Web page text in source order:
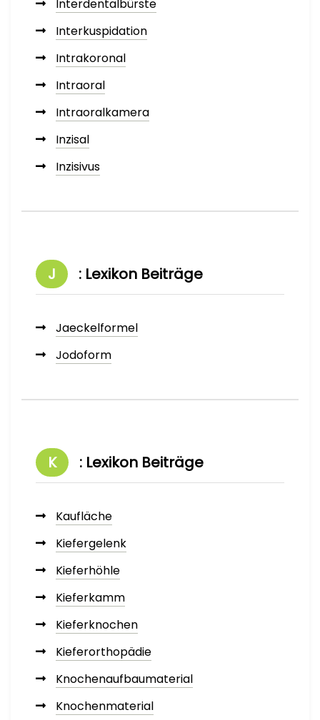
Interdentalbürste
Interkuspidation
Intrakoronal
Intraoral
Intraoralkamera
Inzisal
Inzisivus
J : Lexikon Beiträge
Jaeckelformel
Jodoform
K : Lexikon Beiträge
Kaufläche
Kiefergelenk
Kieferhöhle
Kieferkamm
Kieferknochen
Kieferorthopädie
Knochenaufbaumaterial
Knochenmaterial